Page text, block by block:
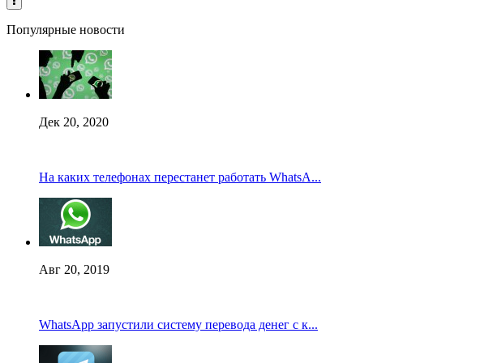
Популярные новости
Дек 20, 2020
На каких телефонах перестанет работать WhatsA...
Авг 20, 2019
WhatsApp запустили систему перевода денег с к...